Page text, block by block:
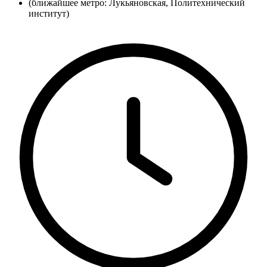
(ближайшее метро: Лукьяновская, Политехнический
институт)